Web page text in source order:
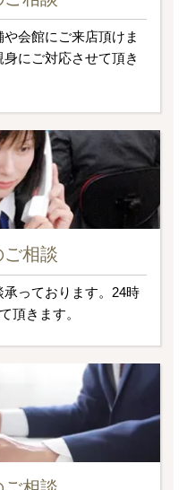
会館にご来店頂けま
にご対応させて頂き
ご相談
っております。24時
頂きます。